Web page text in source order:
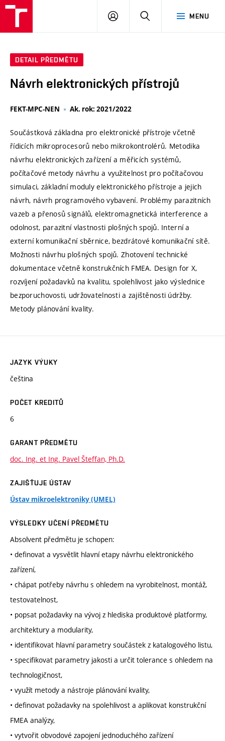
MENU
PŘIHLÁSIT
DETAIL PŘEDMĚTU
Návrh elektronických přístrojů
FEKT-MPC-NEN Ak. rok: 2021/2022
Součástková základna pro elektronické přístroje včetně
řídicích mikroprocesorů nebo mikrokontrolérů. Metodika
návrhu elektronických zařízení a měřicích systémů,
počítačové metody návrhu a využitelnost pro počítačovou
simulaci, základní moduly elektronického přístroje a jejich
návrh, návrh programového vybavení. Problémy parazitních
vazeb a přenosů signálů, elektromagnetická interference a
odolnost, parazitní vlastnosti plošných spojů. Interní a
externí komunikační sběrnice, bezdrátové komunikační sítě.
Možnosti návrhu plošných spojů. Zhotovení technické
dokumentace včetně konstrukčních FMEA. Design for X,
rozvíjení požadavků na kvalitu, spolehlivost jako výslednice
bezporuchovosti, udržovatelnosti a zajištěnosti údržby.
Metody plánování kvality.
JAZYK VÝUKY
čeština
POČET KREDITŮ
6
GARANT PŘEDMĚTU
doc. Ing. et Ing. Pavel Šteffan, Ph.D.
ZAJIŠŤUJE ÚSTAV
Ústav mikroelektroniky (UMEL)
VÝSLEDKY UČENÍ PŘEDMĚTU
Absolvent předmětu je schopen:
• definovat a vysvětlit hlavní etapy návrhu elektronického
zařízení,
• chápat potřeby návrhu s ohledem na vyrobitelnost, montáž,
testovatelnost,
• popsat požadavky na vývoj z hlediska produktové platformy,
architektury a modularity,
• identifikovat hlavní parametry součástek z katalogového listu,
• specifikovat parametry jakosti a určit tolerance s ohledem na
technologičnost,
• využít metody a nástroje plánování kvality,
• definovat požadavky na spolehlivost a aplikovat konstrukční
FMEA analýzy,
• vytvořit obvodové zapojení jednoduchého zařízení